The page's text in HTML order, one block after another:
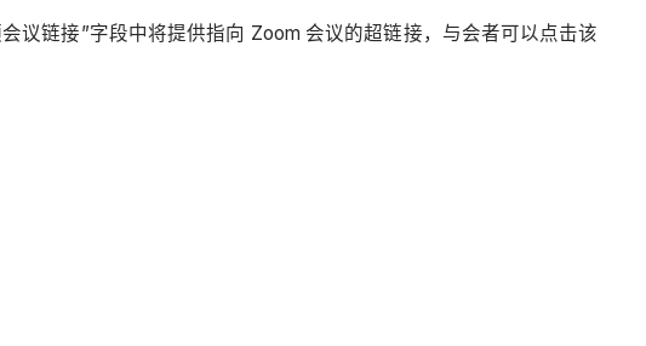
议链接”字段中将提供指向 Zoom 会议的超链接，与会者可以点击该